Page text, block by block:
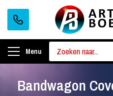
Menu
Bandwagon